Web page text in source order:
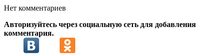
Нет комментариев
Авторизуйтесь через социальную сеть для добавления
комментария.